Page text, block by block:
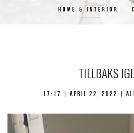
HOME & INTERIOR
TILLBAKS
17:17 | april 22, 2022 |